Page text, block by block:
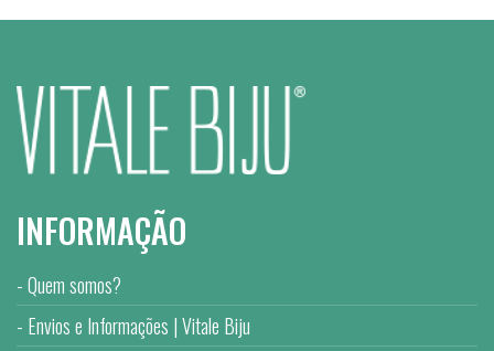
INFORMAÇÃO
Quem somos?
Envios e Informações | Vitale Biju